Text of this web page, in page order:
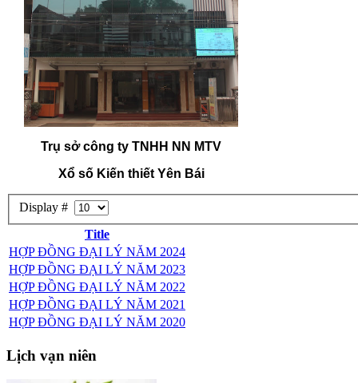
Trụ sở công ty TNHH NN MTV
Xổ số Kiến thiết Yên Bái
Display #
Title
HỢP ĐỒNG ĐẠI LÝ NĂM 2024
HỢP ĐỒNG ĐẠI LÝ NĂM 2023
HỢP ĐỒNG ĐẠI LÝ NĂM 2022
HỢP ĐỒNG ĐẠI LÝ NĂM 2021
HỢP ĐỒNG ĐẠI LÝ NĂM 2020
Lịch vạn niên